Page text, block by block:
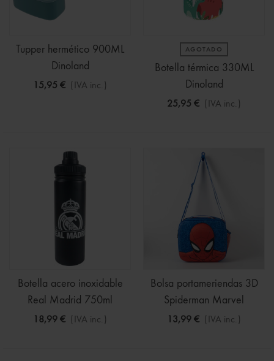
Tupper hermético 900ML
Dinoland
15,95 € (IVA inc.)
AGOTADO
Botella térmica 330ML
Dinoland
25,95 € (IVA inc.)
Botella acero inoxidable
Real Madrid 750ml
18,99 € (IVA inc.)
Bolsa portameriendas 3D
Spiderman Marvel
13,99 € (IVA inc.)